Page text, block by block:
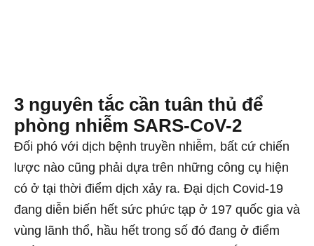
3 nguyên tắc cần tuân thủ để
phòng nhiễm SARS-CoV-2
Đối phó với dịch bệnh truyền nhiễm, bất cứ chiến
lược nào cũng phải dựa trên những công cụ hiện
có ở tại thời điểm dịch xảy ra. Đại dịch Covid-19
đang diễn biến hết sức phức tạp ở 197 quốc gia và
vùng lãnh thổ, hầu hết trong số đó đang ở điểm